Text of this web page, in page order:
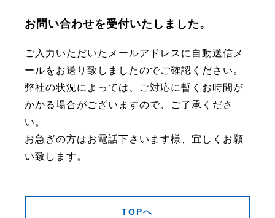
お問い合わせを受付いたしました。
ご入力いただいたメールアドレスに自動送信メ
ールをお送り致しましたのでご確認ください。
弊社の状況によっては、ご対応に暫くお時間が
かかる場合がございますので、ご了承くださ
い。
お急ぎの方はお電話下さいます様、宜しくお願
い致します。
TOPへ